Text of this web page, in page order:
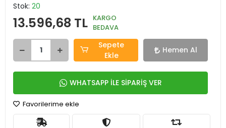
Stok: 20
13.596,68 TL KARGO
BEDAVA
Sepete
Ekle
Hemen Al
WHATSAPP İLE SİPARİŞ VER
Favorilerime ekle